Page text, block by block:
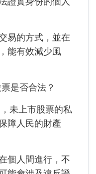
易的方式，並在
能有效減少風
票是否合法？
未上市股票的私
障人民的財產
個人間進行，不